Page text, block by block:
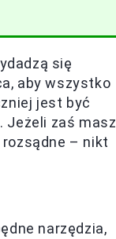
się
aby wszystko
jest być
Jeżeli zaś masz
– nikt
narzędzia,